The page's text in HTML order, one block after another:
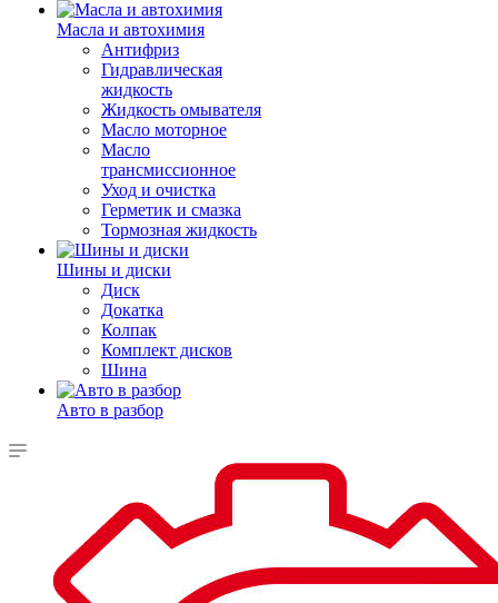
Масла и автохимия
Антифриз
Гидравлическая
жидкость
Жидкость омывателя
Масло моторное
Масло
трансмиссионное
Уход и очистка
Герметик и смазка
Тормозная жидкость
Шины и диски
Диск
Докатка
Колпак
Комплект дисков
Шина
Авто в разбор